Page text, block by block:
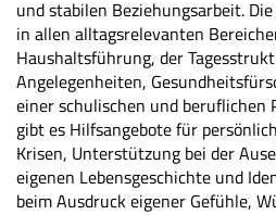
und stabilen Beziehungsarbeit.
in allen alltagsrelevanten
Haushaltsführung, der
Angelegenheiten,
einer schulischen und beruflichen
gibt es Hilfsangebote für
Krisen, Unterstützung bei der
eigenen Lebensgeschichte und
beim Ausdruck eigener Gefühle,